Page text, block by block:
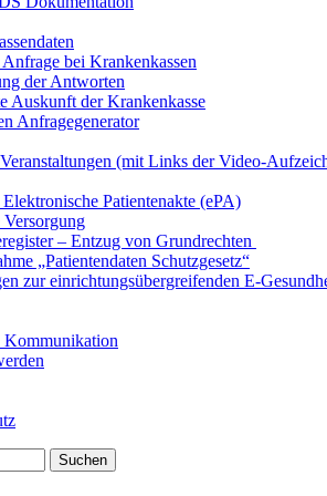
bei Krankenkassen
der Antworten
Auskunft der Krankenkasse
Anfragegenerator
(mit Links der Video-
Patientenakte (ePA)
– Entzug von Grundrechten
„Patientendaten Schutzgesetz“
zur einrichtungsübergreifenden E-